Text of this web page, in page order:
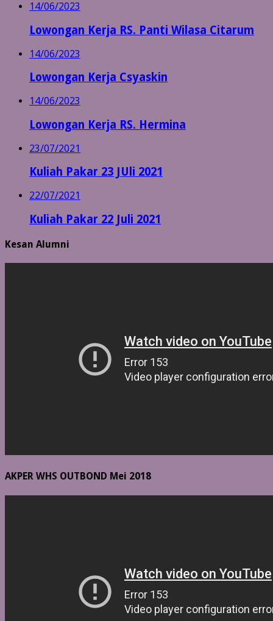
14/06/2023
Lowongan Kerja RS. Panti Wilasa Citarum
14/06/2023
Lowongan Kerja Csyaskin
14/06/2023
Lowongan Kerja RS. Hermina
23/07/2021
Kuliah Pakar 23 JUli 2021
22/07/2021
Kuliah Pakar 22 Juli 2021
Kesan Alumni
AKPER WHS OUTBOND Mei 2018